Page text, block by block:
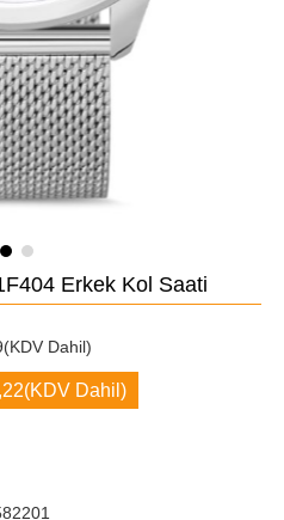
Erkek Kol Saati
(KDV Dahil)
(KDV Dahil)